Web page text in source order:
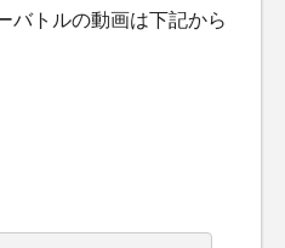
バトルの動画は下記から